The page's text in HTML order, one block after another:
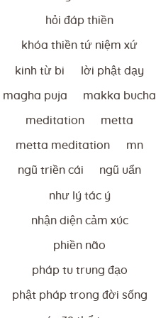
hỏi đáp thiền
khóa thiền tứ niệm xứ
kinh từ bi lời phật dạy
magha puja makka bucha
meditation metta
metta meditation mn
ngũ triền cái ngũ uẩn
như lý tác ý
nhận diện cảm xúc
phiền não
pháp tu trung đạo
phật pháp trong đời sống